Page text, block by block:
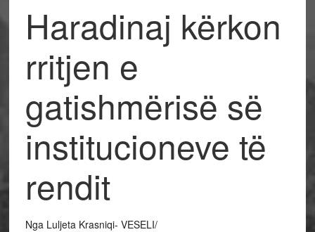
Haradinaj kërkon
rritjen e
gatishmërisë së
institucioneve të
rendit
Nga Luljeta Krasniqi- VESELI/